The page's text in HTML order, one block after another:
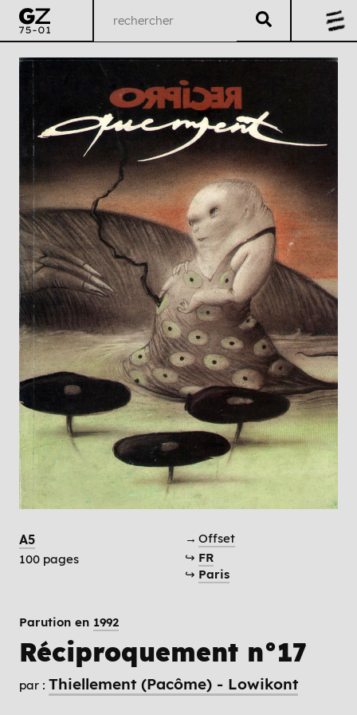
A5
100 pages
→ Offset
↪ FR
↪ Paris
Parution en 1992
Réciproquement n°17
par : Thiellement (Pacôme) - Lowikont